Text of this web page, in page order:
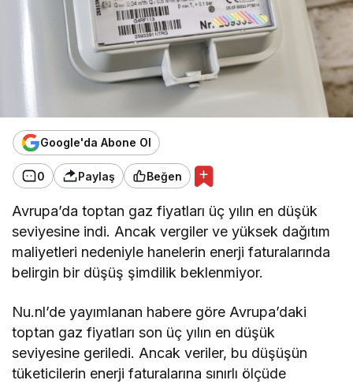
Google'da Abone Ol
0 Paylaş Beğen
Avrupa’da toptan gaz fiyatları üç yılın en düşük
seviyesine indi. Ancak vergiler ve yüksek dağıtım
maliyetleri nedeniyle hanelerin enerji faturalarında
belirgin bir düşüş şimdilik beklenmiyor.
Nu.nl’de yayımlanan habere göre Avrupa’daki
toptan gaz fiyatları son üç yılın en düşük
seviyesine geriledi. Ancak veriler, bu düşüşün
tüketicilerin enerji faturalarına sınırlı ölçüde